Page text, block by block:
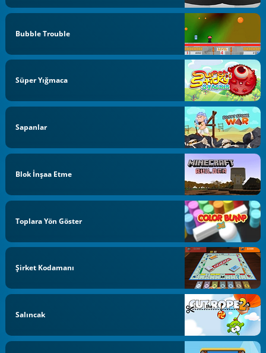
Bubble Trouble
Süper Yığmaca
Sapanlar
Blok İnşaa Etme
Toplara Yön Göster
Şirket Kodamanı
Salıncak